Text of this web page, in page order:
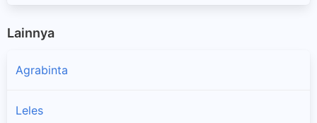
Lainnya
Agrabinta
Leles